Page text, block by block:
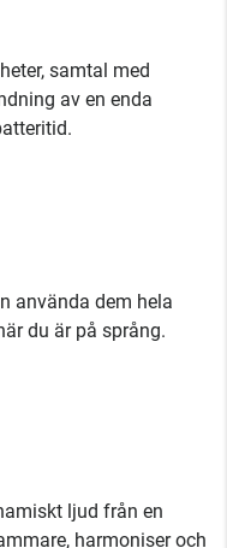
samtal med
av en enda
använda dem hela
du är på språng.
ljud från en
harmoniser och